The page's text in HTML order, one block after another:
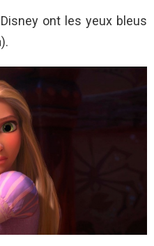
ont les yeux bleus